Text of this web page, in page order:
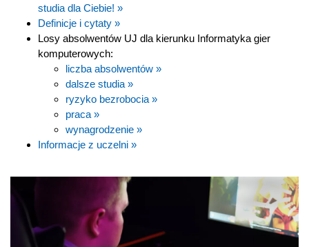
studia dla Ciebie! »
Definicje i cytaty »
Losy absolwentów UJ dla kierunku Informatyka gier
komputerowych:
liczba absolwentów »
dalsze studia »
ryzyko bezrobocia »
praca »
wynagrodzenie »
Informacje z uczelni »